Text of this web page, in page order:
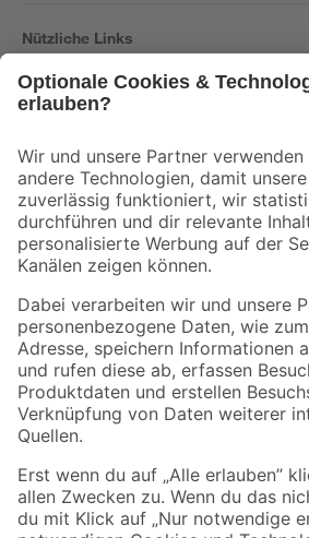
Nützliche Links
Der toom Newsletter: Keine Angebote und
Zur Newsletter Anmeldung
Folge uns
Zahlungsarten
Sicher einkaufen
Jetzt die toom-App herunterladen